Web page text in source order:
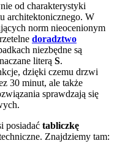
od charakterystyki
architektonicznego. W
norm nieocenionym
doradztwo
niezbędne są
literą S.
dzięki czemu drzwi
30 minut, ale także
sprawdzają się
posiadać tabliczkę
Znajdziemy tam: